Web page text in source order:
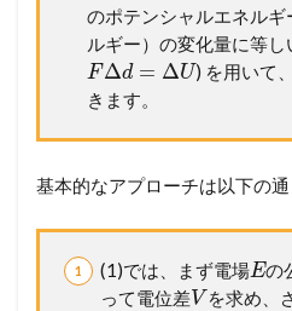
のポテンシャルエネル
ルギー）の変化量に等し
FΔd = ΔU) を用いて
きます。
基本的なアプローチは以下の通
(1)では、まず電場Eの
って電位差V を求め、